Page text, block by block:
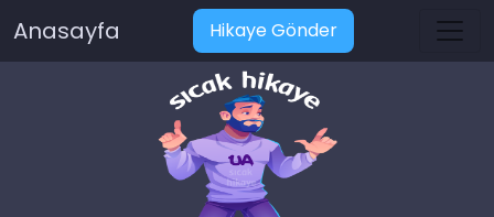
Anasayfa Hikaye Gönder